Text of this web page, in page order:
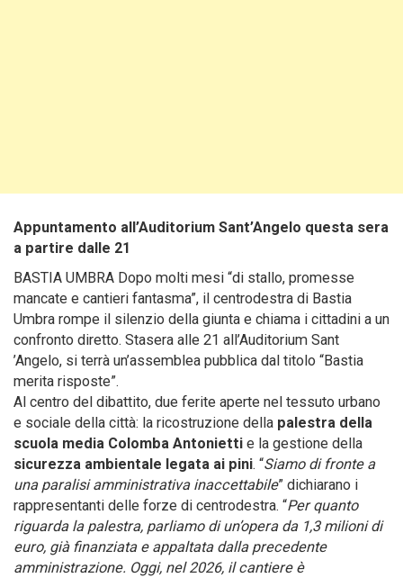
Appuntamento all’Auditorium Sant’Angelo questa sera
a partire dalle 21
BASTIA UMBRA Dopo molti mesi “di stallo, promesse
mancate e cantieri fantasma”, il centrodestra di Bastia
Umbra rompe il silenzio della giunta e chiama i cittadini a un
confronto diretto. Stasera alle 21 all’Auditorium Sant
’Angelo, si terrà un’assemblea pubblica dal titolo “Bastia
merita risposte”.
Al centro del dibattito, due ferite aperte nel tessuto urbano
e sociale della città: la ricostruzione della palestra della
scuola media Colomba Antonietti e la gestione della
sicurezza ambientale legata ai pini. “Siamo di fronte a
una paralisi amministrativa inaccettabile” dichiarano i
rappresentanti delle forze di centrodestra. “Per quanto
riguarda la palestra, parliamo di un’opera da 1,3 milioni di
euro, già finanziata e appaltata dalla precedente
amministrazione. Oggi, nel 2026, il cantiere è